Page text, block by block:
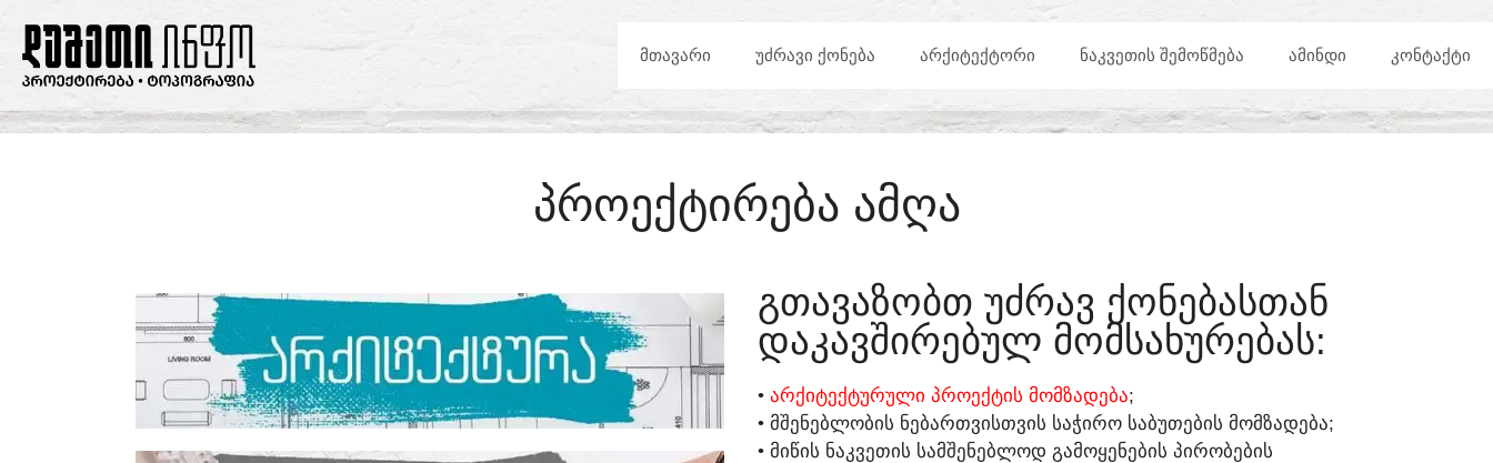
ᲛᲗᲐᲕᲐᲠᲘ ᲣᲫᲠᲐᲕᲘ ᲥᲝᲜᲔᲑᲐ ᲐᲠᲥᲘᲢᲔᲥᲢᲝᲠᲘ ᲜᲐᲙᲕᲔᲗᲘᲡ ᲨᲔᲛᲝᲬᲛᲔᲑᲐ ᲐᲛᲘᲜᲓᲘ ᲙᲝᲜᲢᲐᲥᲢᲘ
ᲞᲠᲝᲔᲥᲢᲘᲠᲔᲑᲐ ᲐᲛᲦᲐ
ᲒᲗᲐᲕᲐᲖᲝᲑᲗ ᲣᲫᲠᲐᲕ ᲥᲝᲜᲔᲑᲐᲡᲗᲐᲜ
ᲓᲐᲙᲐᲕᲨᲘᲠᲔᲑᲣᲚ ᲛᲝᲛᲡᲐᲮᲣᲠᲔᲑᲐᲡ:​
• ᲐᲠᲥᲘᲢᲔᲥᲢᲣᲠᲣᲚᲘ ᲞᲠᲝᲔᲥᲢᲘᲡ ᲛᲝᲛᲖᲐᲓᲔᲑᲐ;
• ᲛᲨᲔᲜᲔᲑᲚᲝᲑᲘᲡ ᲜᲔᲑᲐᲠᲗᲕᲘᲡᲗᲕᲘᲡ ᲡᲐᲭᲘᲠᲝ ᲡᲐᲑᲣᲗᲔᲑᲘᲡ ᲛᲝᲛᲖᲐᲓᲔᲑᲐ;
• ᲛᲘᲬᲘᲡ ᲜᲐᲙᲕᲔᲗᲘᲡ ᲡᲐᲛᲨᲔᲜᲔᲑᲚᲝᲓ ᲒᲐᲛᲝᲧᲔᲜᲔᲑᲘᲡ ᲞᲘᲠᲝᲑᲔᲑᲘᲡ